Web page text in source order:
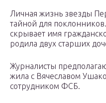
Личная жизнь звезды
тайной для
скрывает имя
родила двух старших
Журналисты
жила с Вячеславом
сотрудником ФСБ.